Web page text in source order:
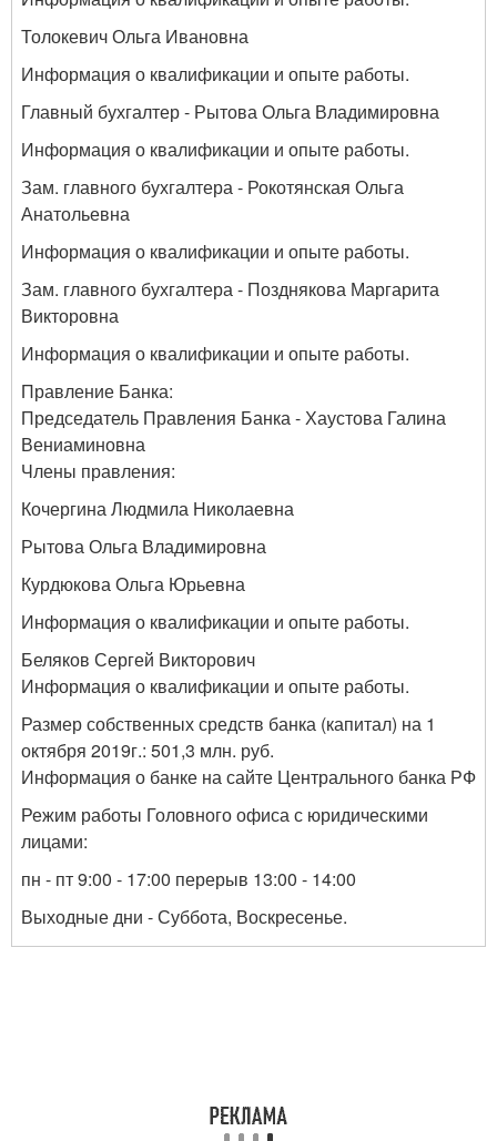
Толокевич Ольга Ивановна
Информация о квалификации и опыте работы.
Главный бухгалтер - Рытова Ольга Владимировна
Информация о квалификации и опыте работы.
Зам. главного бухгалтера - Рокотянская Ольга
Анатольевна
Информация о квалификации и опыте работы.
Зам. главного бухгалтера - Позднякова Маргарита
Викторовна
Информация о квалификации и опыте работы.
Правление Банка:
Председатель Правления Банка - Хаустова Галина
Вениаминовна
Члены правления:
Кочергина Людмила Николаевна
Рытова Ольга Владимировна
Курдюкова Ольга Юрьевна
Информация о квалификации и опыте работы.
Беляков Сергей Викторович
Информация о квалификации и опыте работы.
Размер собственных средств банка (капитал) на 1
октября 2019г.: 501,3 млн. руб.
Информация о банке на сайте Центрального банка РФ
Режим работы Головного офиса с юридическими
лицами:
пн - пт 9:00 - 17:00 перерыв 13:00 - 14:00
Выходные дни - Суббота, Воскресенье.